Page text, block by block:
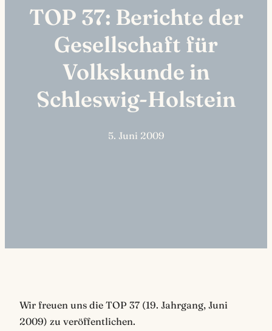
TOP 37: Berichte der
Gesellschaft für
Volkskunde in
Schleswig-Holstein
5. Juni 2009
Wir freuen uns die TOP 37 (19. Jahrgang, Juni
2009) zu veröffentlichen.